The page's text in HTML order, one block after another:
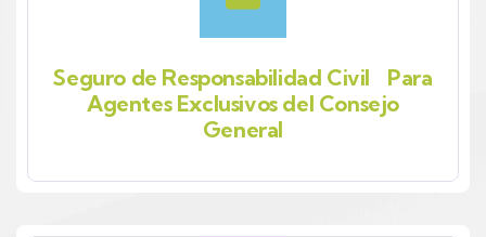
Seguro de Responsabilidad Civil Para
Agentes Exclusivos del Consejo
General